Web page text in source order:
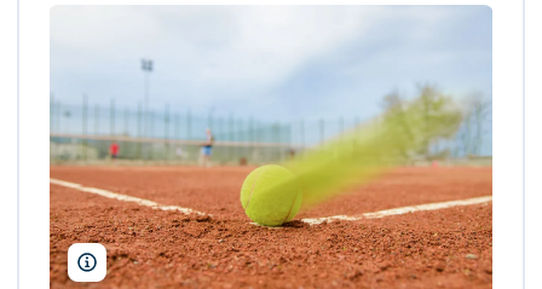
Alexey Kamenskiy/Shutterstock